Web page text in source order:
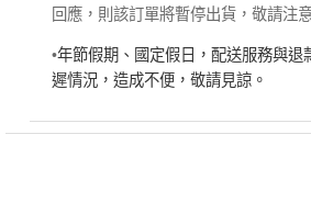
回應，則該訂單將暫停出貨，敬請注
•年節假期、國定假日，配送服務與退
遲情況，造成不便，敬請見諒。